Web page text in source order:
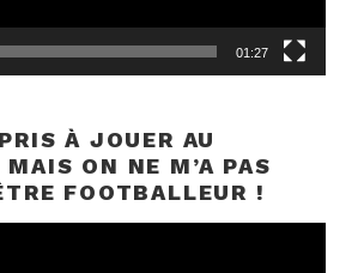
01:27
À JOUER AU
ON NE M’A PAS
FOOTBALLEUR !